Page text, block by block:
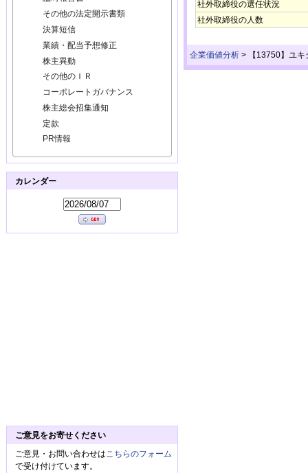
社外取締役の選任状況
社外取締役の人数
企業価値分析 > 【13750】ユ
その他の法定開示書類
決算短信
業績・配当予想修正
株主異動
その他のＩＲ
コーポレートガバナンス
株主総会招集通知
定款
PR情報
カレンダー
ご意見をお寄せください
ご意見・お問い合わせは こちらのフォーム
で受け付けています。